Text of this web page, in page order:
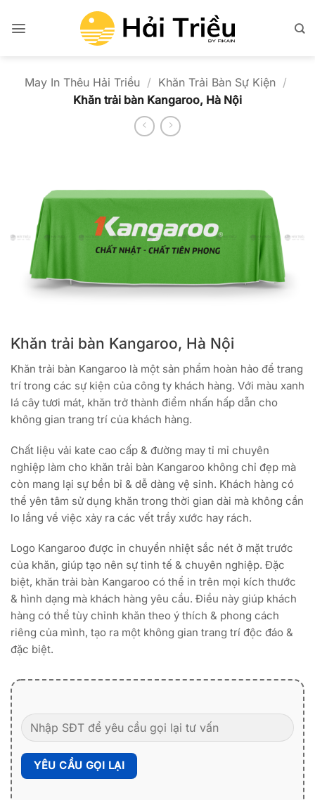
qua
May In Thêu Hải Triều / Khăn Trải Bàn Sự Kiện /
Khăn trải bàn Kangaroo, Hà Nội
Khăn trải bàn Kangaroo, Hà Nội
Khăn trải bàn Kangaroo là một sản phẩm hoàn hảo để trang
trí trong các sự kiện của công ty khách hàng. Với màu xanh
lá cây tươi mát, khăn trở thành điểm nhấn hấp dẫn cho
không gian trang trí của khách hàng.
Chất liệu vải kate cao cấp & đường may tỉ mỉ chuyên
nghiệp làm cho khăn trải bàn Kangaroo không chỉ đẹp mà
còn mang lại sự bền bỉ & dễ dàng vệ sinh. Khách hàng có
thể yên tâm sử dụng khăn trong thời gian dài mà không cần
lo lắng về việc xảy ra các vết trầy xước hay rách.
Logo Kangaroo được in chuyển nhiệt sắc nét ở mặt trước
của khăn, giúp tạo nên sự tinh tế & chuyên nghiệp. Đặc
biệt, khăn trải bàn Kangaroo có thể in trên mọi kích thước
& hình dạng mà khách hàng yêu cầu. Điều này giúp khách
hàng có thể tùy chỉnh khăn theo ý thích & phong cách
riêng của mình, tạo ra một không gian trang trí độc đáo &
đặc biệt.